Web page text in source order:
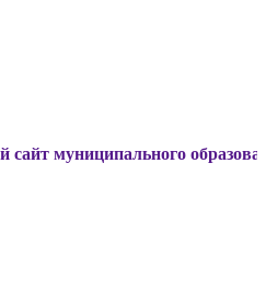
образования